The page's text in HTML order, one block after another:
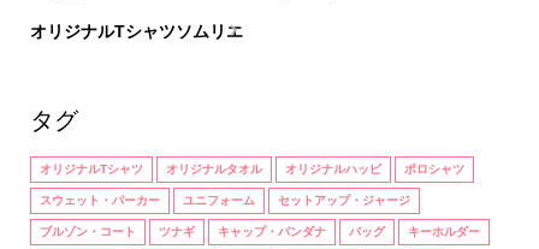
オリジナルTシャツソムリエ
タグ
オリジナルTシャツ オリジナルタオル オリジナルハッピ ポロシャツ
スウェット・パーカー ユニフォーム セットアップ・ジャージ
ブルゾン・コート ツナギ キャップ・バンダナ バッグ キーホルダー